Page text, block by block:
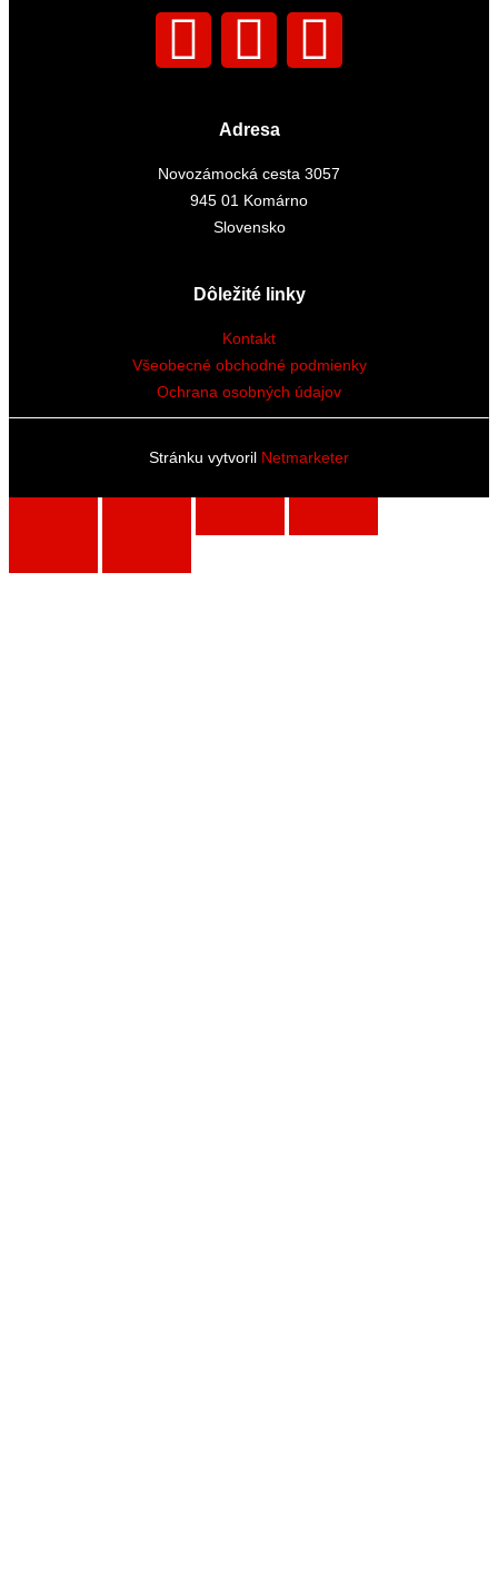
F
e
o
o
k
I
s
t
g
r
a
m
Y
e
Adresa
Novozámocká cesta 3057
945 01 Komárno
Slovensko
Dôležité linky
Kontakt
Všeobecné obchodné podmienky
Ochrana osobných údajov
Stránku vytvoril Netmarketer